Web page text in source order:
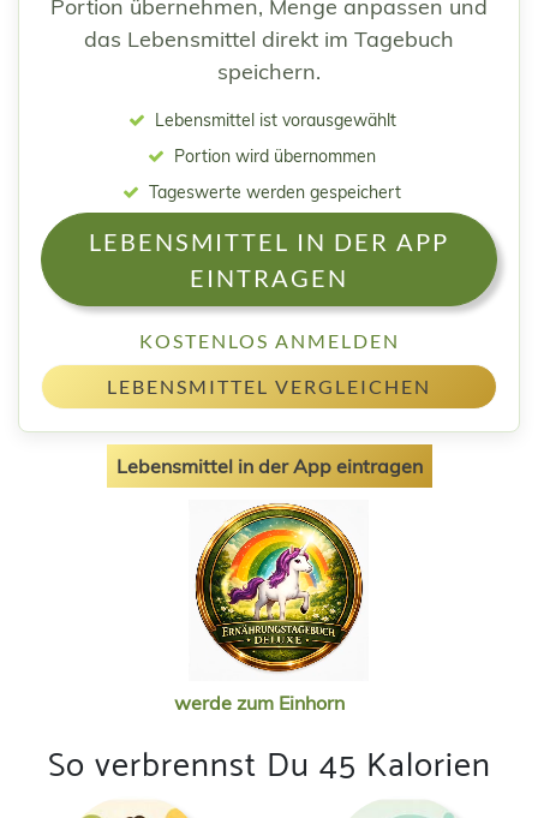
Portion übernehmen, Menge anpassen und
das Lebensmittel direkt im Tagebuch
speichern.
Lebensmittel ist vorausgewählt
Portion wird übernommen
Tageswerte werden gespeichert
LEBENSMITTEL IN DER APP
EINTRAGEN
KOSTENLOS ANMELDEN
LEBENSMITTEL VERGLEICHEN
Lebensmittel in der App eintragen
werde zum Einhorn
So verbrennst Du 45 Kalorien